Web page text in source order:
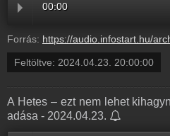
00:00
Forrás: https://audio.infostart.hu/archive/audio/423B6/
Feltöltve: 2024.04.23. 20:00:00
A Hetes – ezt nem lehet
adása - 2024.04.23.